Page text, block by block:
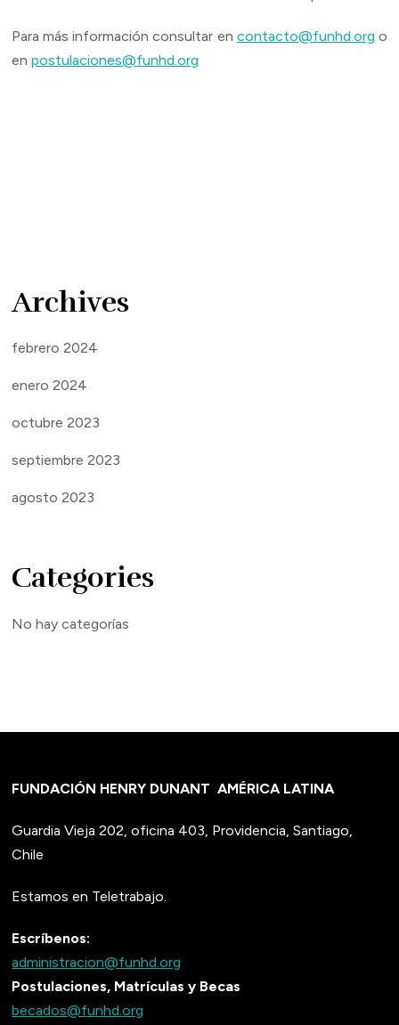
Para más información consultar en contacto@funhd.org o
enpostulaciones@funhd.org
Archives
febrero 2024
enero 2024
octubre 2023
septiembre 2023
agosto 2023
Categories
No hay categorías
FUNDACIÓN HENRY DUNANTAMÉRICA LATINA
Guardia Vieja 202, oficina 403, Providencia, Santiago,
Chile
Estamos en Teletrabajo.
Escríbenos:
administracion@funhd.org
Postulaciones, Matrículas y Becas
becados@funhd.org